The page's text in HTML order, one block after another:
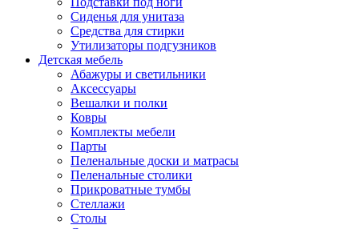
Сиденья для унитаза
Средства для стирки
Утилизаторы подгузников
Детская мебель
Абажуры и светильники
Аксессуары
Вешалки и полки
Ковры
Комплекты мебели
Парты
Пеленальные доски и матрасы
Пеленальные столики
Прикроватные тумбы
Стеллажи
Столы